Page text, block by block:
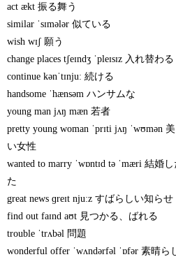
act ækt 振る舞う
similar ˈsɪmələr 似ている
wish wɪʃ 願う
change places tʃeɪndʒ ˈpleɪsɪz 入れ替わる
continue kənˈtɪnjuː 続ける
handsome ˈhænsəm ハンサムな
young man jʌŋ mæn 若者
pretty young woman ˈprɪti jʌŋ ˈwʊmən
い女性
wanted to marry ˈwɒntɪd tə ˈmæri 結婚
た
great news ɡreɪt njuːz すばらしい知らせ
find out faɪnd aʊt 見つかる、ばれる
trouble ˈtrʌbəl 問題
wonderful offer ˈwʌndərfəl ˈɒfər 素晴ら